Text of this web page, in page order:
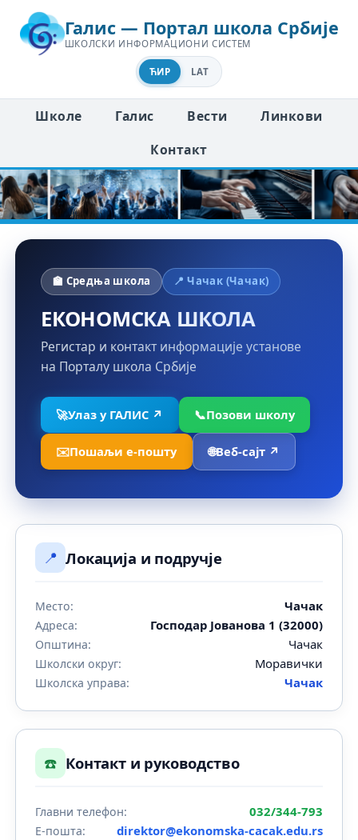
Галис — Портал школа Србије
ШКОЛСКИ ИНФОРМАЦИОНИ СИСТЕМ
ЋИР LAT
Школе Галис Вести
Линкови
Контакт
🏫 Средња школа 📍 Чачак (Чачак)
ЕКОНОМСКА ШКОЛА
Регистар и контакт информације установе
на Порталу школа Србије
🚀Улаз у ГАЛИС ↗ 📞Позови школу
✉️Пошаљи е-пошту 🌐Веб-сајт ↗
📍 Локација и подручје
Место: Чачак
Адреса: Господар Јованова 1 (32000)
Општина: Чачак
Школски округ: Моравички
Школска управа: Чачак
☎️ Контакт и руководство
Главни телефон: 032/344-793
Е-пошта: direktor@ekonomska-cacak.edu.rs